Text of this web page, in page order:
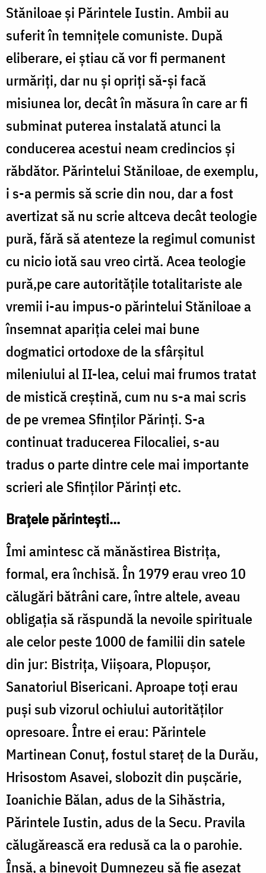
Stăniloae şi Părintele Iustin. Ambii au
suferit în temniţele comuniste. După
eliberare, ei ştiau că vor fi permanent
urmăriți, dar nu și opriți să-şi facă
misiunea lor, decât în măsura în care ar fi
subminat puterea instalată atunci la
conducerea acestui neam credincios şi
răbdător. Părintelui Stăniloae, de exemplu,
i s-a permis să scrie din nou, dar a fost
avertizat să nu scrie altceva decât teologie
pură, fără să atenteze la regimul comunist
cu nicio iotă sau vreo cirtă. Acea teologie
pură,pe care autorităţile totalitariste ale
vremii i-au impus-o părintelui Stăniloae a
însemnat apariţia celei mai bune
dogmatici ortodoxe de la sfârşitul
mileniului al II-lea, celui mai frumos tratat
de mistică creştină, cum nu s-a mai scris
de pe vremea Sfinţilor Părinţi. S-a
continuat traducerea Filocaliei, s-au
tradus o parte dintre cele mai importante
scrieri ale Sfinților Părinţi etc.
Braţele părinteşti…
Îmi amintesc că mănăstirea Bistriţa,
formal, era închisă. În 1979 erau vreo 10
călugări bătrâni care, între altele, aveau
obligaţia să răspundă la nevoile spirituale
ale celor peste 1000 de familii din satele
din jur: Bistrița, Viişoara, Plopuşor,
Sanatoriul Bisericani. Aproape toţi erau
puşi sub vizorul ochiului autorităţilor
opresoare. Între ei erau: Părintele
Martinean Conuţ, fostul stareţ de la Durău,
Hrisostom Asavei, slobozit din puşcărie,
Ioanichie Bălan, adus de la Sihăstria,
Părintele Iustin, adus de la Secu. Pravila
călugărească era redusă ca la o parohie.
Însă, a binevoit Dumnezeu să fie aşezat